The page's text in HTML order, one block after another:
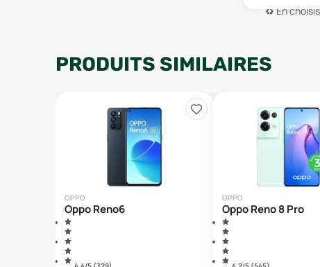
♻️ En
PRODUITS SIMILAIRES
OPPO
Oppo Reno6
OPPO
Oppo Reno 8 Pro